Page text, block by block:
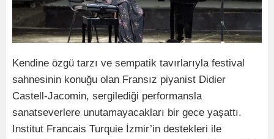
Kendine özgü tarzı ve sempatik tavırlarıyla festival
sahnesinin konuğu olan Fransız piyanist Didier
Castell-Jacomin, sergilediği performansla
sanatseverlere unutamayacakları bir gece yaşattı.
Institut Francais Turquie İzmir’in destekleri ile